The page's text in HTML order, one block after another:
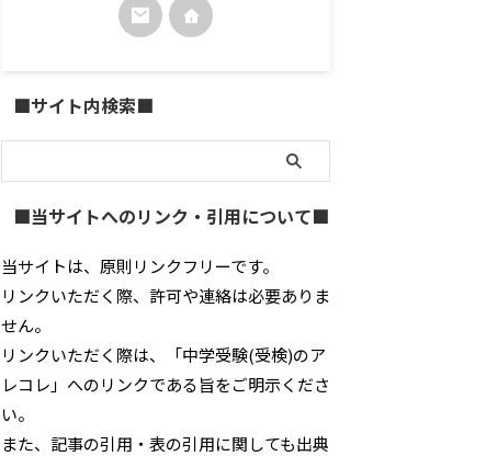
■サイト内検索■
■当サイトへのリンク・引用について■
当サイトは、原則リンクフリーです。
リンクいただく際、許可や連絡は必要ありま
せん。
リンクいただく際は、「中学受験(受検)のア
レコレ」へのリンクである旨をご明示くださ
い。
また、記事の引用・表の引用に関しても出典